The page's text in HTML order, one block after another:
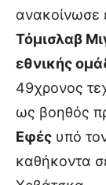
ανακοίνωσε
Τόμισλαβ
εθνικής
49χρονος
ως βοηθός
Εφές υπό
καθήκοντα